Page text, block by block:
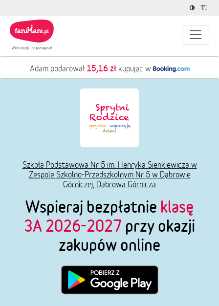
Adam podarował 15,16 złkupując w
Szkoła Podstawowa Nr 5 im. Henryka Sienkiewicza w
Zespole Szkolno-Przedszkolnym Nr 5 w Dąbrowie
Górniczej, Dąbrowa Górnicza
Wspieraj bezpłatnie klasę
3A 2026-2027 przy okazji
zakupów online